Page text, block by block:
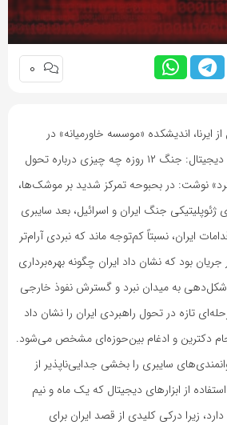
0
ایرنا، اندیشکده «موسسه خاورمیانه» در
گزارشی با عنوان «جبهه‌های دیجیتال: جنگ ۱۲ روزه چه چیزی درباره تحول
نوشت: در بحبوحه تمرکز شدید بر موشک‌ها،
جنگ ایران و اسرائیل، بعد سایبری
ایران، نسبتاً کم‌توجه ماند که نبردی آرام‌تر
بود که نشان داد ایران چگونه بهره‌برداری
شکل‌دهی به میدان نبرد و گسترش نفوذ خارجی
تازه در تحول راهبردی ایران را نشان داد
دکترین و ادغام بین‌حوزه‌ای مشخص می‌شود.
سایبری را بخشی جدایی‌ناپذیر از
از ابزارهای دیجیتال که یک ماه و نیم
زیرا درکی کلیدی از قصد ایران برای